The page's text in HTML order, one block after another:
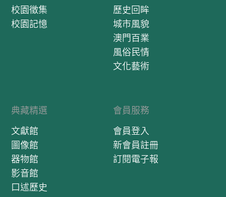
校園徵集
校園記憶
歷史回眸
城市風貌
澳門百業
風俗民情
文化藝術
典藏精選
文獻館
圖像館
器物館
影音館
口述歷史
會員服務
會員登入
新會員註冊
訂閱電子報